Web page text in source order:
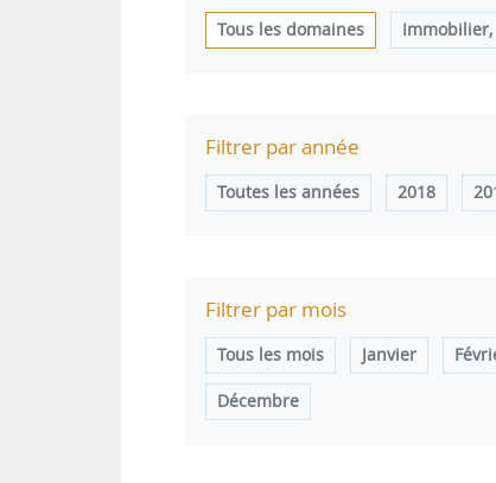
Tous les domaines
Filtrer par année
Toutes les années 2018
Filtrer par mois
Tous les mois Janvier
Décembre